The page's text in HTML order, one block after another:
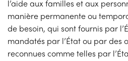
l’aide aux familles et aux
manière permanente ou
de besoin, qui sont fournis par
mandatés par l’État ou par des
reconnues comme telles par